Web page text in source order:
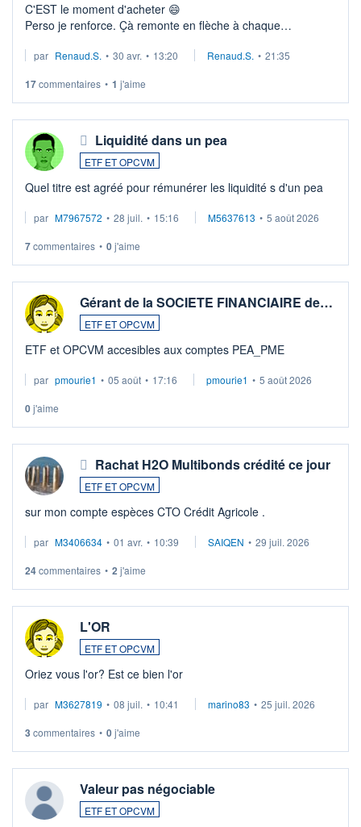
C'EST le moment d'acheter 😄​
Perso je renforce. Çà remonte en flèche à chaque
Investissement long terme tip top pour sa retraite.
par Renaud.S. • 30 avr. • 13:20 Renaud.S. • 21:35
17commentaires • 1 j'aime
Liquidité dans un pea
ETF ET OPCVM
Quel titre est agréé pour rémunérer les liquidité s d'un pea
par M7967572 • 28 juil. • 15:16 M5637613 • 5 août 2026
7commentaires • 0j'aime
Gérant de la SOCIETE FINANCIAIRE de…
ETF ET OPCVM
ETF et OPCVM accesibles aux comptes PEA_PME
par pmourie1 • 05 août • 17:16 pmourie1 • 5 août 2026
0j'aime
Rachat H2O Multibonds crédité ce jour
ETF ET OPCVM
sur mon compte espèces CTO Crédit Agricole .
par M3406634 • 01 avr. • 10:39 SAIQEN • 29 juil. 2026
24commentaires • 2 j'aime
L'OR
ETF ET OPCVM
Oriez vous l'or? Est ce bien l'or
par M3627819 • 08 juil. • 10:41 marino83 • 25 juil. 2026
3 commentaires • 0j'aime
Valeur pas négociable
ETF ET OPCVM